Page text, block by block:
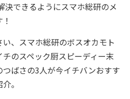
決できるようにスマホ総研のメ
、スマホ総研のボスオカモト
のスペック厨スピーディー末
ばさの3人が今イチバンおすす
。